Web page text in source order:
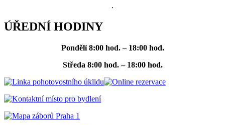
.
ÚŘEDNÍ HODINY
Pondělí 8:00 hod. – 18:00 hod.
Středa 8:00 hod. – 18:00 hod.